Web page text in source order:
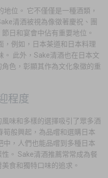
位。 它不僅僅是一種酒類，
清酒被視為像徵著慶祝、團
日和宴會中佔有重要地位。
，例如，日本茶道和日本料理
。 此外，Sake清酒也在日本文
色，彰顯其作為文化象徵的重
程度
味和多樣的選擇吸引了眾多酒
筍般興起，為品嚐和選購日本
中，人們也能品嚐到多種日本
。 Sake清酒推薦常常成為餐
食和獨特口味的追求。